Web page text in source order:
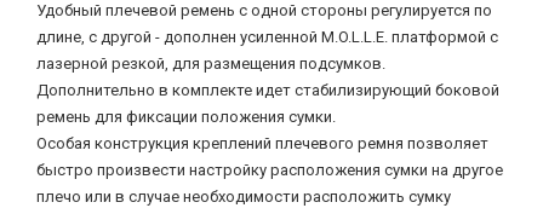
Удобный плечевой ремень с одной стороны регулируется по
длине, с другой - дополнен усиленной M.O.L.L.E. платформой с
лазерной резкой, для размещения подсумков.
Дополнительно в комплекте идет стабилизирующий боковой
ремень для фиксации положения сумки.
Особая конструкция креплений плечевого ремня позволяет
быстро произвести настройку расположения сумки на другое
плечо или в случае необходимости расположить сумку